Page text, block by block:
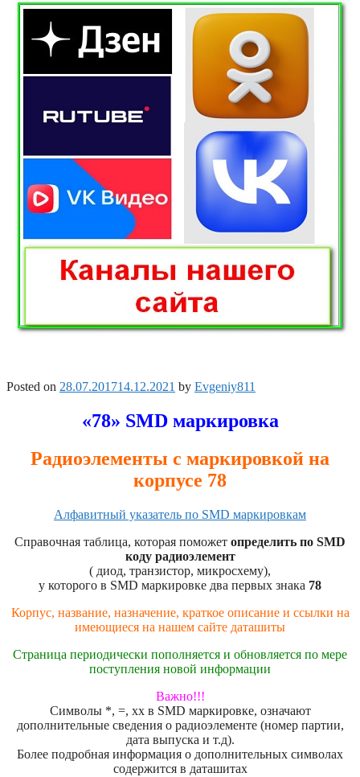
Posted on 28.07.201714.12.2021 by Evgeniy811
«78» SMD маркировка
Радиоэлементы с маркировкой на
корпусе 78
Алфавитный указатель по SMD маркировкам
Справочная таблица, которая поможет определить по SMD
коду радиоэлемент
( диод, транзистор, микросхему),
у которого в SMD маркировке два первых знака 78
Корпус, название, назначение, краткое описание и ссылки на
имеющиеся на нашем сайте даташиты
Страница периодически пополняется и обновляется по мере
поступления новой информации
Важно!!!
Символы *, =, xx в SMD маркировке, означают
дополнительные сведения о радиоэлементе (номер партии,
дата выпуска и т.д).
Более подробная информация о дополнительных символах
содержится в даташитах